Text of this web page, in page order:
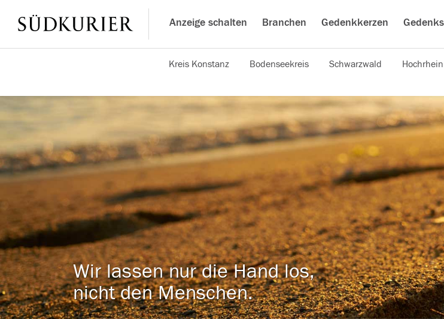
Anzeige schalten Branchen Gedenkkerzen
Kreis Konstanz Bodenseekreis Schwarzwald Hochrhein
Wir lassen nur die Hand los,
nicht den Menschen.